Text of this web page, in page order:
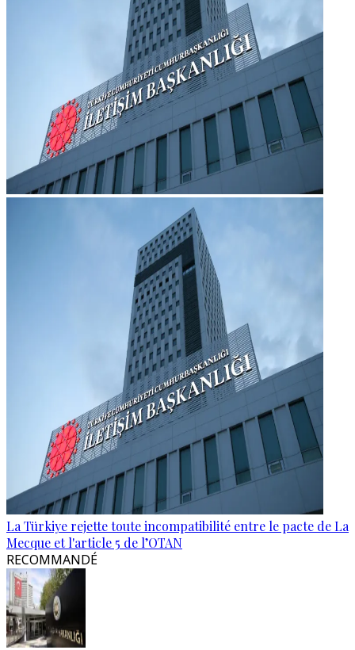
La Türkiye rejette toute incompatibilité entre le pacte de La
Mecque et l'article 5 de l’OTAN
RECOMMANDÉ